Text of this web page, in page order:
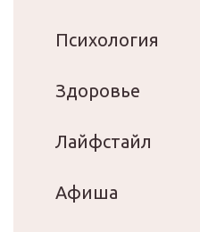
Психология
Здоровье
Лайфстайл
Афиша